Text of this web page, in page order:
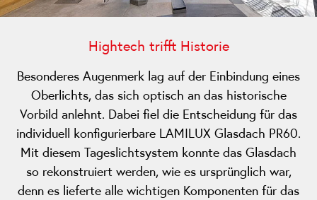
Hightech trifft Historie
Besonderes Augenmerk lag auf der Einbindung eines
Oberlichts, das sich optisch an das historische
Vorbild anlehnt. Dabei fiel die Entscheidung für das
individuell konfigurierbare LAMILUX Glasdach PR60.
Mit diesem Tageslichtsystem konnte das Glasdach
so rekonstruiert werden, wie es ursprünglich war,
denn es lieferte alle wichtigen Komponenten für das